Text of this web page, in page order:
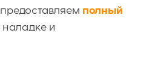
полный
наладке и